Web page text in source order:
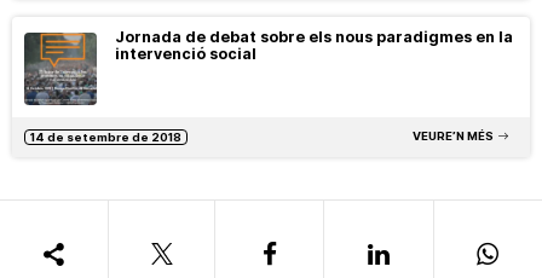
Jornada de debat sobre els nous paradigmes en la
intervenció social
14 de setembre de 2018 VEURE’N MÉS